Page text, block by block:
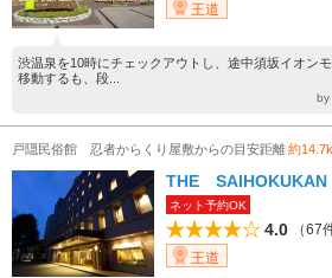
王道
渋温泉を10時にチェックアウトし、途中須坂イオン
移動するも、段...
by
戸隠民俗館 忍者からくり屋敷からの目安距離約
THE
ネット予約OK
4.0
（67
王道